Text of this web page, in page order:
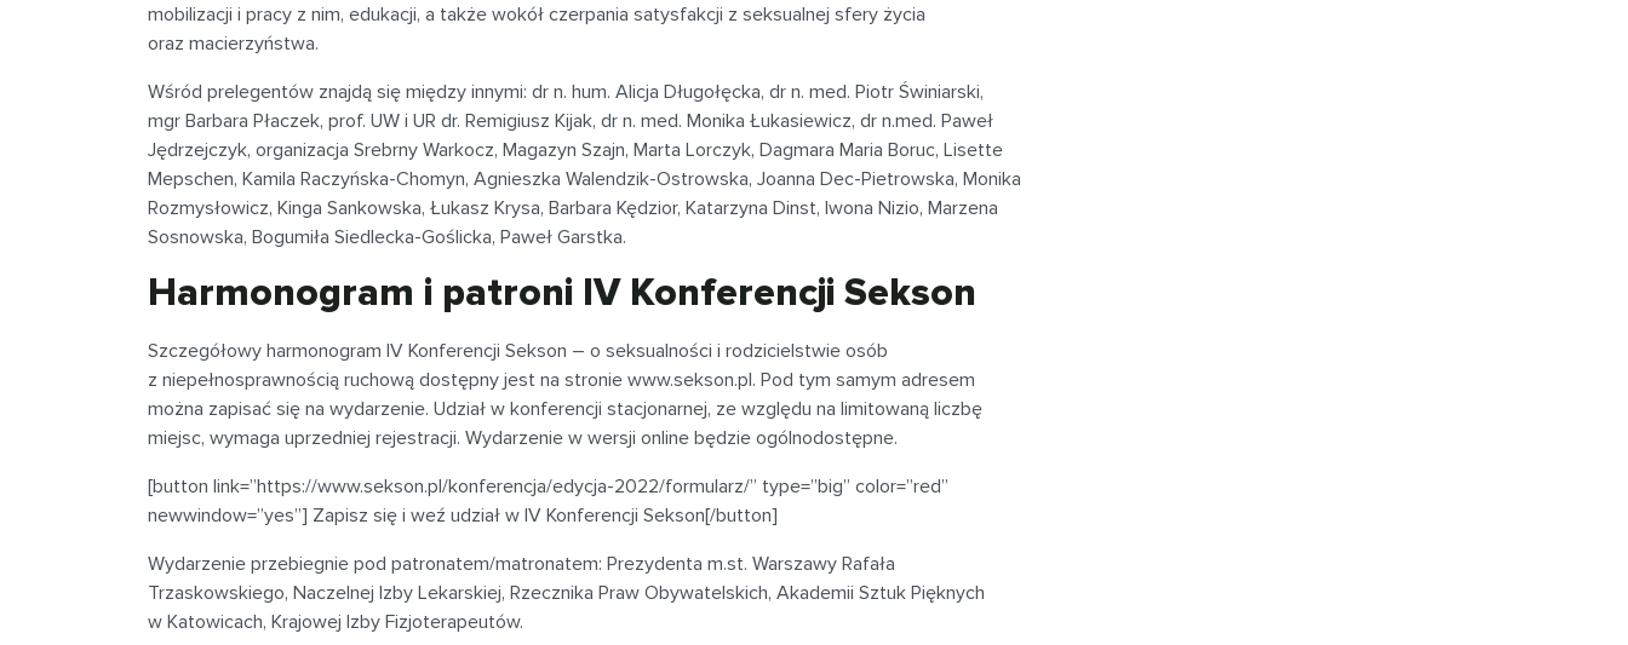
mobilizacji i pracy z nim, edukacji, a także wokół czerpania satysfakcji z seksualnej sfery życia
oraz macierzyństwa.
Wśród prelegentów znajdą się między innymi: dr n. hum. Alicja Długołęcka, dr n. med. Piotr Świniarski,
mgr Barbara Płaczek, prof. UW i UR dr. Remigiusz Kijak, dr n. med. Monika Łukasiewicz, dr n.med. Paweł
Jędrzejczyk, organizacja Srebrny Warkocz, Magazyn Szajn, Marta Lorczyk, Dagmara Maria Boruc, Lisette
Mepschen, Kamila Raczyńska-Chomyn, Agnieszka Walendzik-Ostrowska, Joanna Dec-Pietrowska, Monika
Rozmysłowicz, Kinga Sankowska, Łukasz Krysa, Barbara Kędzior, Katarzyna Dinst, Iwona Nizio, Marzena
Sosnowska, Bogumiła Siedlecka-Goślicka, Paweł Garstka.
Harmonogram i patroni IV Konferencji Sekson
Szczegółowy harmonogram IV Konferencji Sekson – o seksualności i rodzicielstwie osób
z niepełnosprawnością ruchową dostępny jest na stronie www.sekson.pl. Pod tym samym adresem
można zapisać się na wydarzenie. Udział w konferencji stacjonarnej, ze względu na limitowaną liczbę
miejsc, wymaga uprzedniej rejestracji. Wydarzenie w wersji online będzie ogólnodostępne.
[button link=”https://www.sekson.pl/konferencja/edycja-2022/formularz/” type=”big” color=”red”
newwindow=”yes”] Zapisz się i weź udział w IV Konferencji Sekson[/button]
Wydarzenie przebiegnie pod patronatem/matronatem: Prezydenta m.st. Warszawy Rafała
Trzaskowskiego, Naczelnej Izby Lekarskiej, Rzecznika Praw Obywatelskich, Akademii Sztuk Pięknych
w Katowicach, Krajowej Izby Fizjoterapeutów.